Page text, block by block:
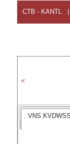
CTB - KANTL
<